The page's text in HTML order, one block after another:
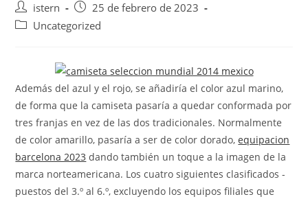
Autor
de
istern
Publicación
de
25 de febrero de 2023
Categoría
Uncategorized
Además del azul y el rojo, se añadiría el color azul marino,
de forma que la camiseta pasaría a quedar conformada por
tres franjas en vez de las dos tradicionales. Normalmente
de color amarillo, pasaría a ser de color dorado,equipacion
barcelona 2023 dando también un toque a la imagen de la
marca norteamericana. Los cuatro siguientes clasificados -
puestos del 3.º al 6.º, excluyendo los equipos filiales que